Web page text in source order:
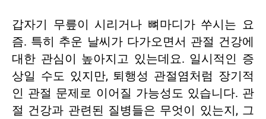
갑자기 무릎이 시리거나 뼈마디가 쑤시는 요
즘. 특히 추운 날씨가 다가오면서 관절 건강에
대한 관심이 높아지고 있는데요. 일시적인 증
상일 수도 있지만, 퇴행성 관절염처럼 장기적
인 관절 문제로 이어질 가능성도 있습니다. 관
절 건강과 관련된 질병들은 무엇이 있는지, 그